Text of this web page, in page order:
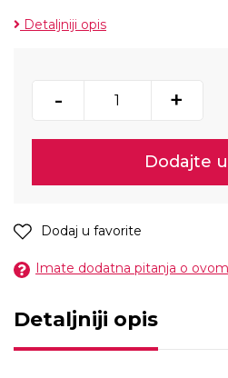
Detaljniji opis
- +
Dodajte
Dodaj u favorite
Imate dodatna pitanja o
Detaljniji opis